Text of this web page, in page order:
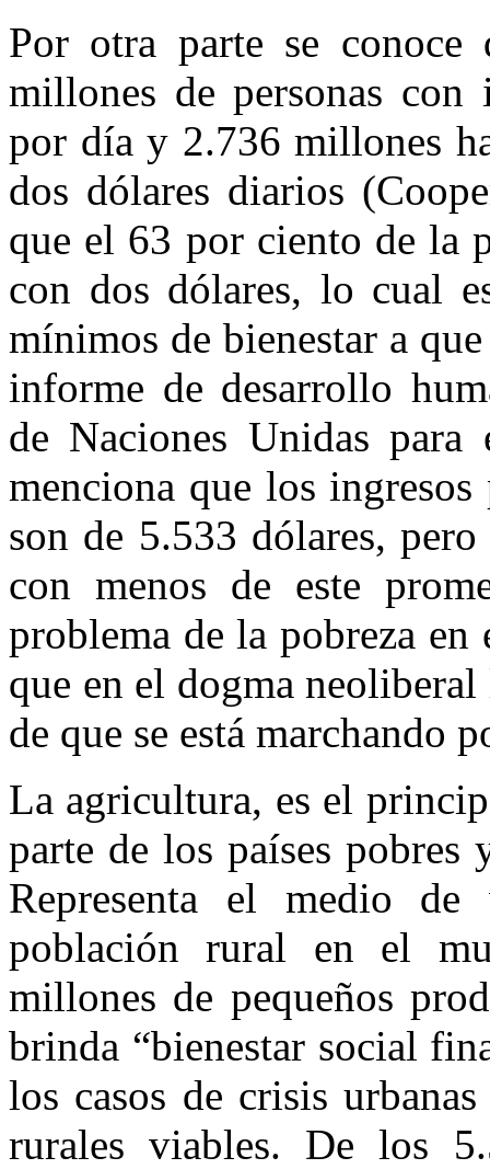
Por otra parte se
millones de personas con
por día y 2.736 millones
dos dólares diarios
que el 63 por ciento de la
con dos dólares, lo cual
mínimos de bienestar a
informe de desarrollo
de Naciones Unidas
menciona que los
son de 5.533 dólares,
con menos de este
problema de la pobreza
que en el dogma neoliberal
de que se está marchando
La agricultura, es el
parte de los países pobres
Representa el medio
población rural en el
millones de pequeños
brinda “bienestar social
los casos de crisis
rurales viables. De los